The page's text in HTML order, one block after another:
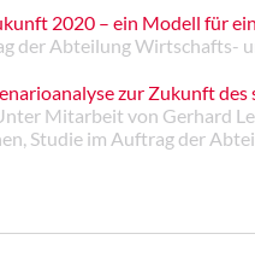
2020 – ein Modell für
der Abteilung Wirtschafts-
zur Zukunft
Mitarbeit von Gerhard
Studie im Auftrag der